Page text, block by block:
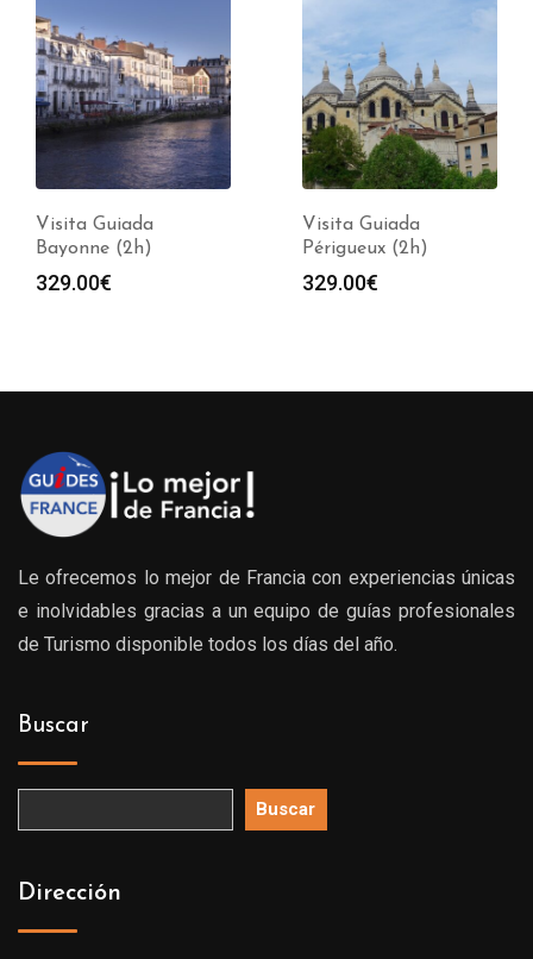
Visita Guiada
Bayonne (2h)
329.00€
Visita Guiada
Périgueux (2h)
329.00€
Le ofrecemos lo mejor de Francia con experiencias únicas
e inolvidables gracias a un equipo de guías profesionales
de Turismo disponible todos los días del año.
Buscar
Buscar
Dirección